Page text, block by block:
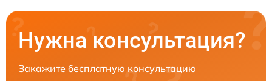
Нужна консультация?
Закажите бесплатную консультацию